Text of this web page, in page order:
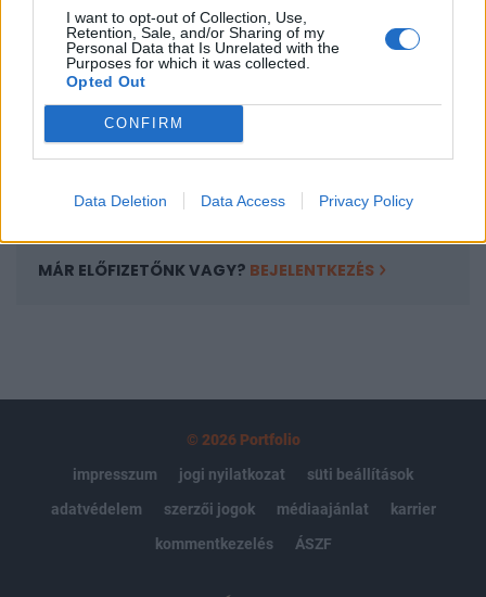
I want to opt-out of Collection, Use,
Retention, Sale, and/or Sharing of my
Personal Data that Is Unrelated with the
Purposes for which it was collected.
Opted Out
CONFIRM
Data Deletion Data Access Privacy Policy
regisztrációhoz kötött.
Az előfizetés a következőket tartalmazza:
Portfolio.hu teljes cikkarchívum
Kötéslisták: BÉT elmúlt 2 év napon belüli
MÁR ELŐFIZETŐNK VAGY? BEJELENTKEZÉS
© 2026 Portfolio
impresszum
jogi nyilatkozat
süti beállítások
adatvédelem
szerzői jogok médiaajánlat
karrier
kommentkezelés
ÁSZF